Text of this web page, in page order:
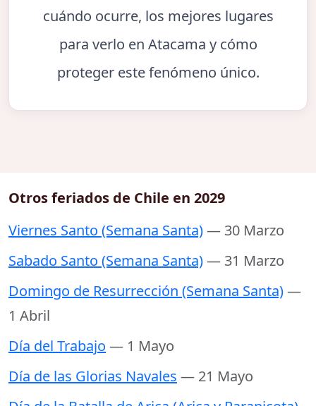
cuándo ocurre, los mejores lugares
para verlo en Atacama y cómo
proteger este fenómeno único.
Otros feriados de Chile en 2029
Viernes Santo (Semana Santa)— 30 Marzo
Sabado Santo (Semana Santa)— 31 Marzo
Domingo de Resurrección (Semana Santa)—
1 Abril
Día del Trabajo — 1 Mayo
Día de las Glorias Navales — 21 Mayo